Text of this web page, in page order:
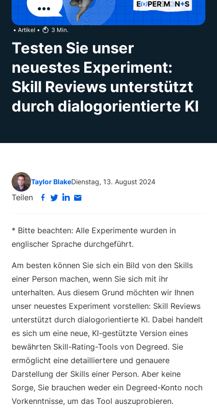
• Artikel • 3 Min.
Testen Sie unser
neuestes Experiment:
Skill Reviews unterstützt
durch dialogorientierte KI
Taylor BlakeDienstag, 13. August 2024
Teilen
* Bitte beachten: Alle Experimente wurden in
englischer Sprache durchgeführt.
Am besten können Sie sich ein Bild von den Skills
einer Person machen, wenn Sie sich mit ihr
unterhalten. Aus diesem Grund möchten wir Ihnen
unser neuestes Experiment vorstellen: Skill Reviews
unterstützt durch dialogorientierte KI. Dabei handelt
es sich um eine neue, KI-gestützte Version eines
bewährten Skill-Rating-Tools von Degreed. Sie
ermöglicht eine detailliertere und genauere
Darstellung der Skills einer Person. Aber keine
Sorge, Sie brauchen weder ein Degreed-Konto noch
Vorkenntnisse, um das Tool auszuprobieren.